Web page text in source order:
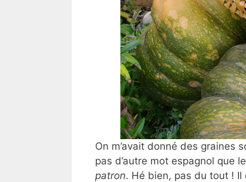
On m’avait donné des graines
pas d’autre mot espagnol que
patron. Hé bien, pas du tout !